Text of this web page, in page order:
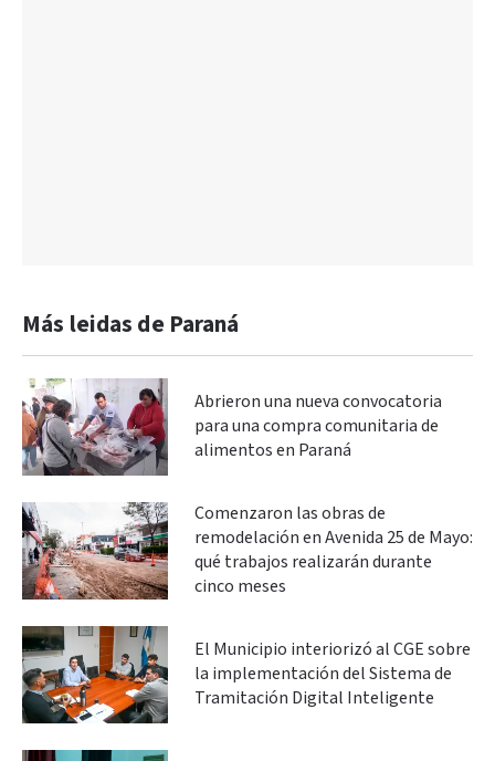
Más leidas de Paraná
Abrieron una nueva convocatoria
para una compra comunitaria de
alimentos en Paraná
Comenzaron las obras de
remodelación en Avenida 25 de Mayo:
qué trabajos realizarán durante
cinco meses
El Municipio interiorizó al CGE sobre
la implementación del Sistema de
Tramitación Digital Inteligente